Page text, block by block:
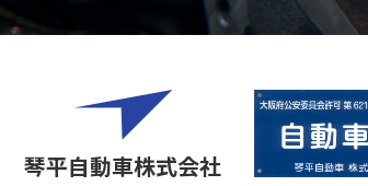
琴平自動車株式会社